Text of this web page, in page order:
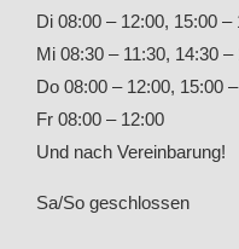
Di 08:00 – 12:00, 15:00 –
Mi 08:30 – 11:30, 14:30 –
Do 08:00 – 12:00, 15:00
Fr 08:00 – 12:00
Und nach Vereinbarung!
Sa/So geschlossen